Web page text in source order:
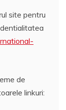
site pentru
de
linkuri: